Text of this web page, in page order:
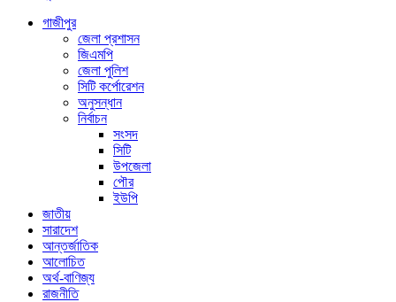
গাজীপুর
জেলা প্রশাসন
জিএমপি
জেলা পুলিশ
সিটি কর্পোরেশন
অনুসন্ধান
নির্বাচন
সংসদ
সিটি
উপজেলা
পৌর
ইউপি
জাতীয়
সারাদেশ
আন্তর্জাতিক
আলোচিত
অর্থ-বাণিজ্য
রাজনীতি